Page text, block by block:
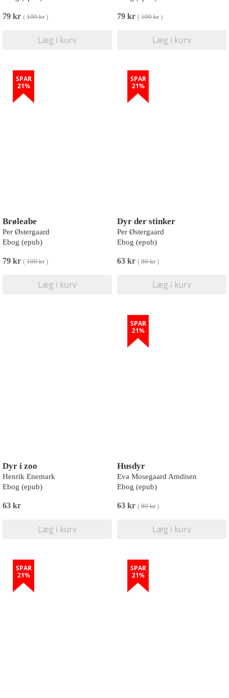
79 kr ( 100 kr)
Læg i kurv
79 kr ( 100 kr)
Læg i kurv
SPAR
21%
Brøleabe
Per Østergaard
Ebog (epub)
79 kr ( 100 kr)
Læg i kurv
SPAR
21%
Dyr der stinker
Per Østergaard
Ebog (epub)
63 kr ( 80 kr)
Læg i kurv
Dyr i zoo
Henrik Enemark
Ebog (epub)
63 kr
Læg i kurv
SPAR
21%
Husdyr
Eva Mosegaard Amdisen
Ebog (epub)
63 kr ( 80 kr)
Læg i kurv
SPAR
21%
SPAR
21%